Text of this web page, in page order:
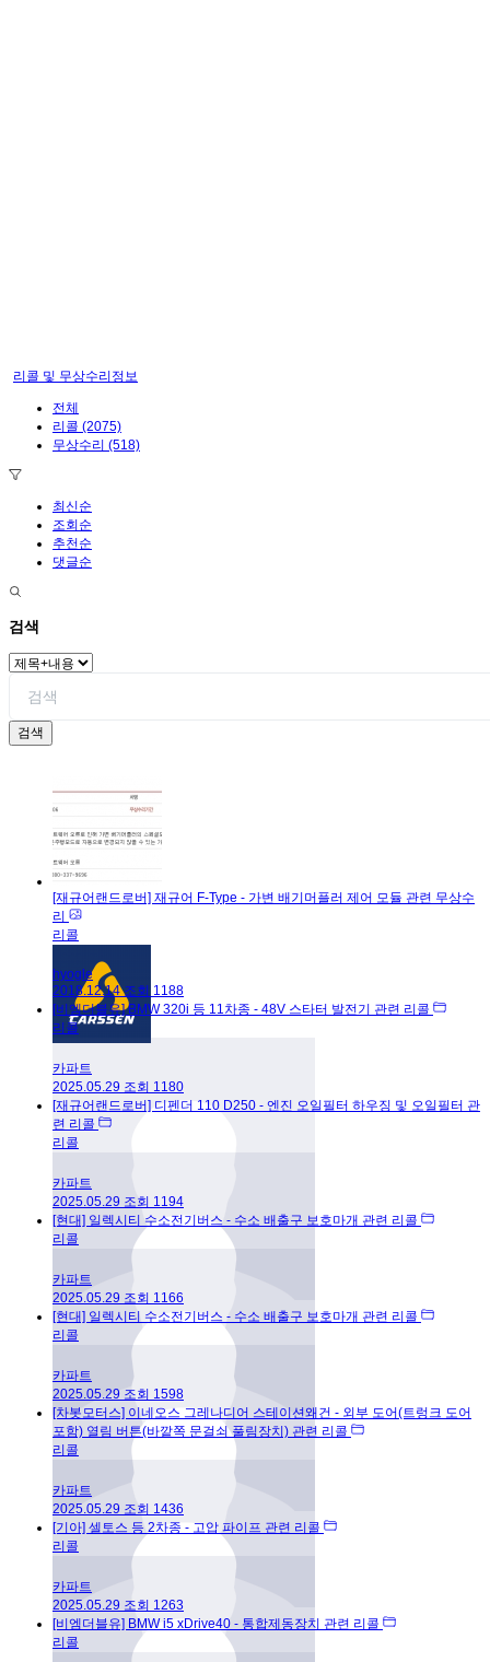
리콜 및 무상수리정보
전체
리콜 (2075)
무상수리 (518)
최신순
조회순
추천순
댓글순
검색
검색
[재규어랜드로버] 재규어 F-Type - 가변 배기머플러 제어 모듈 관련 무상수
리
리콜
hyogle
2018.12.14 조회 1188
[비엠더블유] BMW 320i 등 11차종 - 48V 스타터 발전기 관련 리콜
리콜
카파트
2025.05.29 조회 1180
[재규어랜드로버] 디펜더 110 D250 - 엔진 오일필터 하우징 및 오일필터 관
련 리콜
리콜
카파트
2025.05.29 조회 1194
[현대] 일렉시티 수소전기버스 - 수소 배출구 보호마개 관련 리콜
리콜
카파트
2025.05.29 조회 1166
[현대] 일렉시티 수소전기버스 - 수소 배출구 보호마개 관련 리콜
리콜
카파트
2025.05.29 조회 1598
[차봇모터스] 이네오스 그레나디어 스테이션왜건 - 외부 도어(트렁크 도어
포함) 열림 버튼(바깥쪽 문걸쇠 풀림장치) 관련 리콜
리콜
카파트
2025.05.29 조회 1436
[기아] 셀토스 등 2차종 - 고압 파이프 관련 리콜
리콜
카파트
2025.05.29 조회 1263
[비엠더블유] BMW i5 xDrive40 - 통합제동장치 관련 리콜
리콜